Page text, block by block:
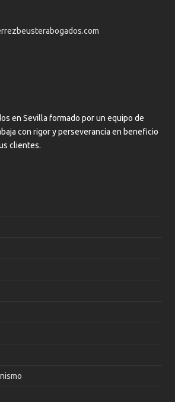
en Sevilla formado por un equipo de
con rigor y perseverancia en beneficio
clientes.